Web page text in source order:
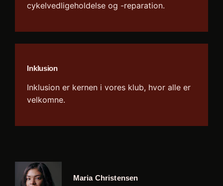
cykelvedligeholdelse og -reparation.
Inklusion
Inklusion er kernen i vores klub, hvor alle er
velkomne.
Maria Christensen